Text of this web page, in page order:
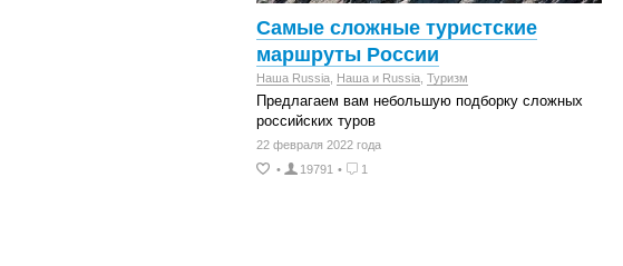
Самые сложные туристские
маршруты России
Наша Russia Наша и Russia Туризм
Предлагаем вам небольшую подборку сложных
российских туров
22 февраля 2022 года
•
19791 • 1